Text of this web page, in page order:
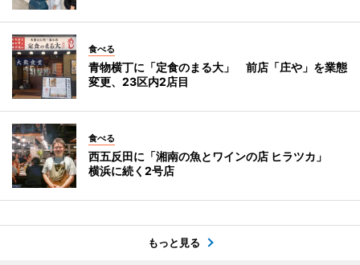
食べる
青物横丁に「定食のまる大」 前店「庄や」を業態
変更、23区内2店目
食べる
西五反田に「湘南の魚とワインの店 ヒラツカ」
横浜に続く2号店
もっと見る